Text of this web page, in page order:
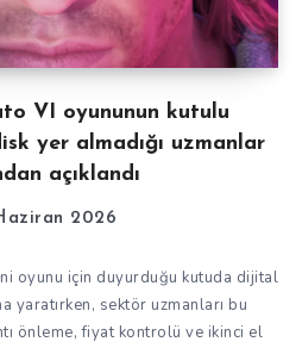
VI oyununun kutulu
yer almadığı uzmanlar
açıklandı
2026
oyunu için duyurduğu kutuda dijital
yaratırken, sektör uzmanları bu
önleme, fiyat kontrolü ve ikinci el